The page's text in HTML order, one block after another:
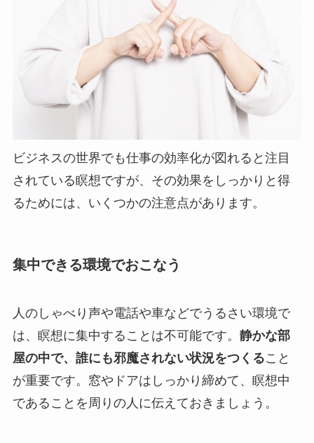
ビジネスの世界でも仕事の効率化が図れると注目
されている瞑想ですが、その効果をしっかりと得
るためには、いくつかの注意点があります。
集中できる環境でおこなう
人のしゃべり声や電話や車などでうるさい環境で
は、瞑想に集中することは不可能です。 静かな部
屋の中で、誰にも邪魔されない状況をつくること
が重要です。窓やドアはしっかり締めて、瞑想中
であることを周りの人に伝えておきましょう。